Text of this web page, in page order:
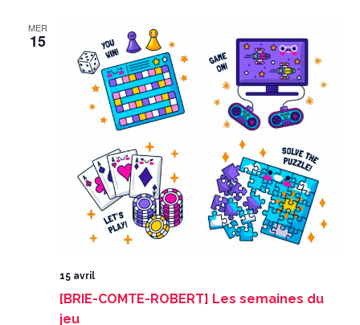
MER
15
15 avril
[BRIE-COMTE-ROBERT] Les semaines du
jeu